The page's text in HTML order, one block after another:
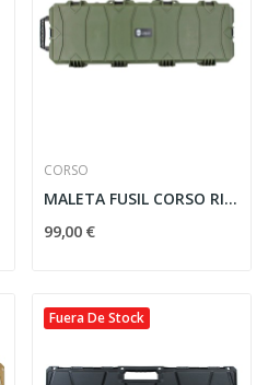
CORSO
MALETA FUSIL CORSO RIGIDA C/RUEDAS CORSAIR MK2...
99,00 €
Fuera De Stock